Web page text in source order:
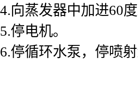
4.向蒸发器中加进60
5.停电机。
6.停循环水泵，停喷